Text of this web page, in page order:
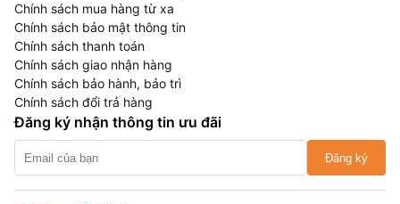
Chính sách mua hàng từ xa
Chính sách bảo mật thông tin
Chính sách thanh toán
Chính sách giao nhận hàng
Chính sách bảo hành, bảo trì
Chính sách đổi trả hàng
Đăng ký nhận thông tin ưu đãi
Đăng ký